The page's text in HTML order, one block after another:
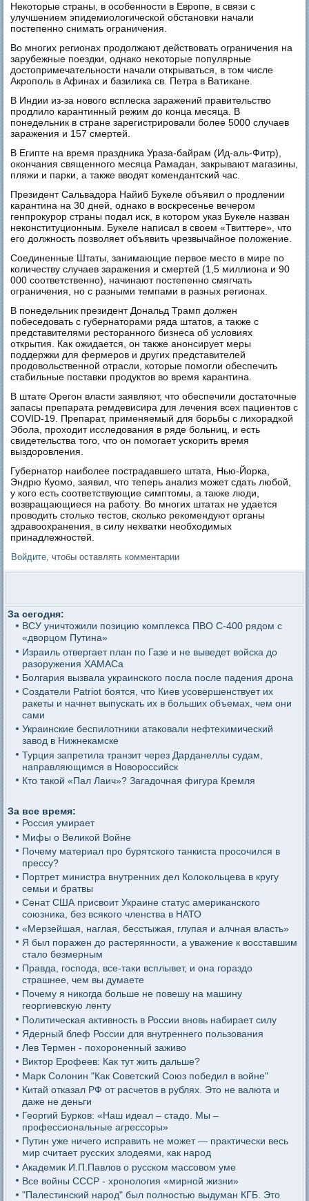
Некоторые страны, в особенности в Европе, в связи с
улучшением эпидемиологической обстановки начали
постепенно снимать ограничения.
Во многих регионах продолжают действовать ограничения на
зарубежные поездки, однако некоторые популярные
достопримечательности начали открываться, в том числе
Акрополь в Афинах и базилика св. Петра в Ватикане.
В Индии из-за нового всплеска заражений правительство
продлило карантинный режим до конца месяца. В
понедельник в стране зарегистрировали более 5000 случаев
заражения и 157 смертей.
В Египте на время праздника Ураза-байрам (Ид-аль-Фитр),
окончания священного месяца Рамадан, закрывают магазины,
пляжи и парки, а также вводят комендантский час.
Президент Сальвадора Найиб Букеле объявил о продлении
карантина на 30 дней, однако в воскресенье вечером
генпрокурор страны подал иск, в котором указ Букеле назван
неконституционным. Букеле написал в своем «Твиттере», что
его должность позволяет объявить чрезвычайное положение.
Соединенные Штаты, занимающие первое место в мире по
количеству случаев заражения и смертей (1,5 миллиона и 90
000 соответственно), начинают постепенно смягчать
ограничения, но с разными темпами в разных регионах.
В понедельник президент Дональд Трамп должен
побеседовать с губернаторами ряда штатов, а также с
представителями ресторанного бизнеса об условиях
открытия. Как ожидается, он также анонсирует меры
поддержки для фермеров и других представителей
продовольственной отрасли, которые помогли обеспечить
стабильные поставки продуктов во время карантина.
В штате Орегон власти заявляют, что обеспечили достаточные
запасы препарата ремдевисира для лечения всех пациентов с
COVID-19. Препарат, применяемый для борьбы с лихорадкой
Эбола, проходит исследования в ряде больниц, и есть
свидетельства того, что он помогает ускорить время
выздоровления.
Губернатор наиболее пострадавшего штата, Нью-Йорка,
Эндрю Куомо, заявил, что теперь анализ может сдать любой,
у кого есть соответствующие симптомы, а также люди,
возвращающиеся на работу. Во многих штатах не удается
проводить столько тестов, сколько рекомендуют органы
здравоохранения, в силу нехватки необходимых
принадлежностей.
Войдите, чтобы оставлять комментарии
За сегодня:
ВСУ уничтожили позицию комплекса ПВО С-400 рядом с
«дворцом Путина»
Израиль отвергает план по Газе и не выведет войска до
разоружения ХАМАСа
Болгария вызвала украинского посла после падения дрона
Создатели Patriot боятся, что Киев усовершенствует их
ракеты и начнет выпускать их в больших объемах, чем они
сами
Украинские беспилотники атаковали нефтехимический
завод в Нижнекамске
Турция запретила транзит через Дарданеллы судам,
направляющимся в Новороссийск
Кто такой «Пал Лаич»? Загадочная фигура Кремля
За все время:
Россия умирает
Мифы о Великой Войне
Почему материал про бурятского танкиста просочился в
прессу?
Портрет министра внутренних дел Колокольцева в кругу
семьи и братвы
Сенат США присвоит Украине статус американского
союзника, без всякого членства в НАТО
«Мерзейшая, наглая, бесстыжая, глупая и алчная власть»
Я был поражен до растерянности, а уважение к восставшим
стало безмерным
Правда, господа, все-таки всплывет, и она гораздо
страшнее, чем вы думаете
Почему я никогда больше не повешу на машину
георгиевскую ленту
Политическая активность в России вновь набирает силу
Ядерный блеф России для внутреннего пользования
Лев Термен - похороненный заживо
Виктор Ерофеев: Как тут жить дальше?
Марк Солонин "Как Советский Союз победил в войне"
Китай отказал РФ от расчетов в рублях. Это не валюта и
даже не деньги
Георгий Бурков: «Наш идеал – стадо. Мы –
профессиональные агрессоры»
Путин уже ничего исправить не может — практически весь
мир считает русских злодеями, как народ
Академик И.П.Павлов о русском массовом уме
Все войны СССР - хронология «мирной жизни»
"Палестинский народ" был полностью выдуман КГБ. Это